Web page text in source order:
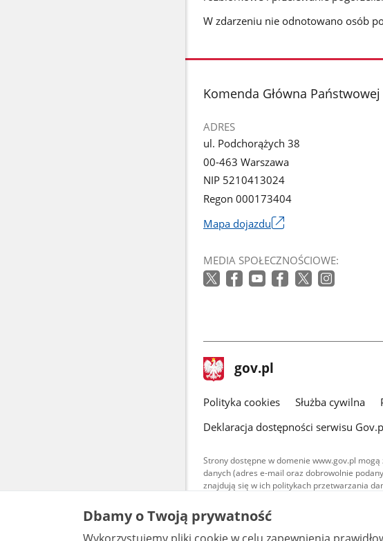
W zdarzeniu nie odnotowano osób
stopka
Komenda Główna
ADRES
ul. Podchorążych 38
00-463 Warszawa
NIP 5210413024
Regon 000173404
Mapa dojazdu
się
w
MEDIA SPOŁECZNOŚCIOWE:
stopka
gov.pl Strona
gov.pl
gov.pl
Polityka cookies Służba cywilna
Deklaracja dostępności serwisu
Strony dostępne w domenie www.gov.pl
danych (adres e-mail oraz dobrowolnie
znajdują się w ich politykach przetwarzania
Treści tekstowe publikowane w
udostępniane na licencji typu
warunkach 4.0 (CC BY-SA
Dbamy o Twoją prywatność